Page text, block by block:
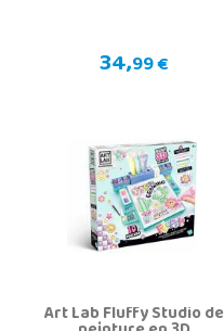
34,99 €
Art Lab Fluffy Studio de